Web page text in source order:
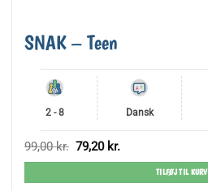
SNAK – Teen
2 - 8 Dansk
99,00kr. Den
oprindelige
pris
99,00 kr..
79,20 kr.
aktuelle
pris
79,20 kr..
TILFØJ TIL KURV